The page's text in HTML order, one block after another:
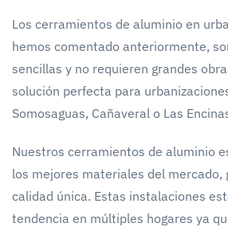
Los cerramientos de aluminio en
hemos comentado anteriormente,
sencillas y no requieren grandes
solución perfecta para
Somosaguas, Cañaveral o Las
Nuestros cerramientos de aluminio
los mejores materiales del mercado,
calidad única. Estas instalaciones
tendencia en múltiples hogares ya